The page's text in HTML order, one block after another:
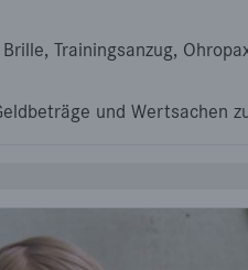
Trainingsanzug,
und Wertsachen